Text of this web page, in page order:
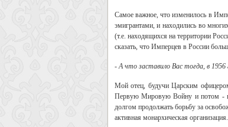
Самое важное, что изменилось в
эмигрантами, и находились во
(т.е. находящихся на территории
сказать, что Имперцев в России
- А что заставило Вас тогда, в
Мой отец, будучи Царским
Первую Мировую Войну и потом - в
долгом продолжать борьбу за
активная монархическая организация.